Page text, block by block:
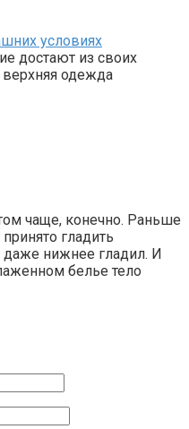
условиях
достают из своих
одежда
чаще, конечно. Раньше
гладить
даже нижнее гладил. И
белье тело